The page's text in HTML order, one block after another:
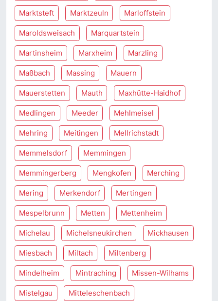
Marktsteft Marktzeuln Marloffstein
Maroldsweisach Marquartstein
Martinsheim Marxheim Marzling
Maßbach Massing Mauern
Mauerstetten Mauth Maxhütte-Haidhof
Medlingen Meeder Mehlmeisel
Mehring Meitingen Mellrichstadt
Memmelsdorf Memmingen
Memmingerberg Mengkofen Merching
Mering Merkendorf Mertingen
Mespelbrunn Metten Mettenheim
Michelau Michelsneukirchen Mickhausen
Miesbach Miltach Miltenberg
Mindelheim Mintraching Missen-Wilhams
Mistelgau Mitteleschenbach